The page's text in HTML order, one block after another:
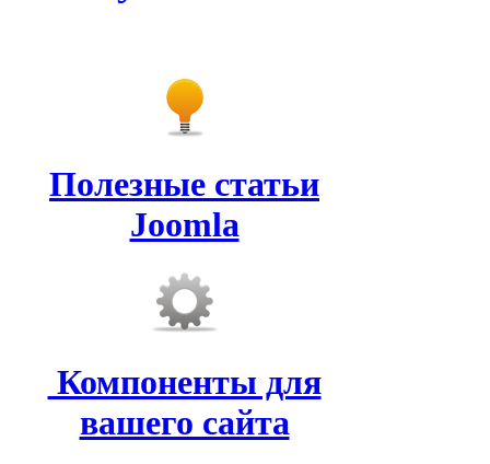
Полезные статьи
Joomla
Компоненты для
вашего сайта